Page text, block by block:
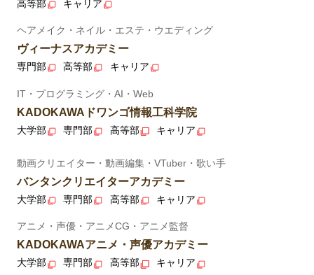
高等部 キャリア
ヘアメイク・ネイル・エステ・ウエディング
ヴィーナスアカデミー
専門部 高等部 キャリア
IT・プログラミング・AI・Web
KADOKAWAドワンゴ情報工科学院
大学部 専門部 高等部 キャリア
動画クリエイター・動画編集・VTuber・歌い手
バンタンクリエイターアカデミー
大学部 専門部 高等部 キャリア
アニメ・声優・アニメCG・アニメ監督
KADOKAWAアニメ・声優アカデミー
大学部 専門部 高等部 キャリア